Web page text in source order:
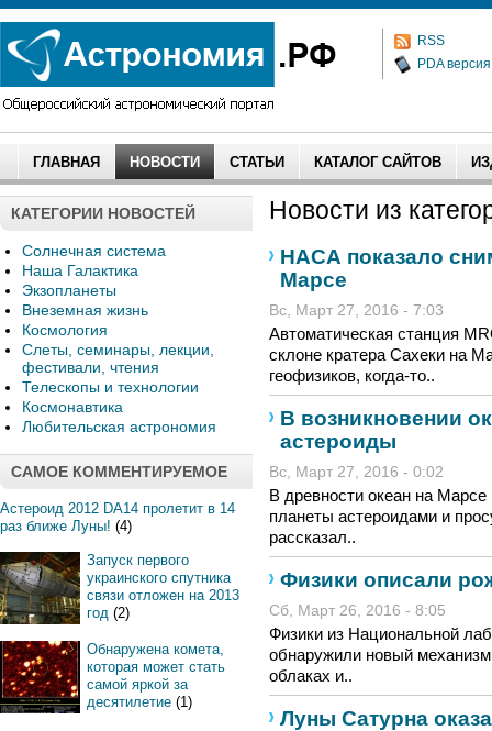
RSS
PDA версия
ГЛАВНАЯ НОВОСТИ СТАТЬИ КАТАЛОГ САЙТОВ
КАТЕГОРИИ НОВОСТЕЙ
Солнечная система
Наша Галактика
Экзопланеты
Внеземная жизнь
Космология
Слеты, семинары, лекции,
фестивали, чтения
Телескопы и технологии
Космонавтика
Любительская астрономия
САМОЕ КОММЕНТИРУЕМОЕ
Астероид 2012 DA14 пролетит в 14
раз ближе Луны! (4)
Запуск первого
украинского спутника
связи отложен на 2013
год (2)
Обнаружена комета,
которая может стать
самой яркой за
десятилетие (1)
Новости из
НАСА показало
Марсе
Вс, Март 27, 2016 - 7:03
Автоматическая станция
склоне кратера Сахеки на
геофизиков, когда-то..
В возникновении
астероиды
Вс, Март 27, 2016 - 0:02
В древности океан на Марсе
планеты астероидами и
рассказал..
Физики описали
Сб, Март 26, 2016 - 8:05
Физики из Национальной
обнаружили новый
облаках и..
Луны Сатурна